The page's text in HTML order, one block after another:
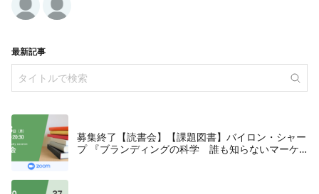
最新記事
募集終了【読書会】【課題図書】バイロン・シャー
プ 『ブランディングの科学 誰も知らないマーケ